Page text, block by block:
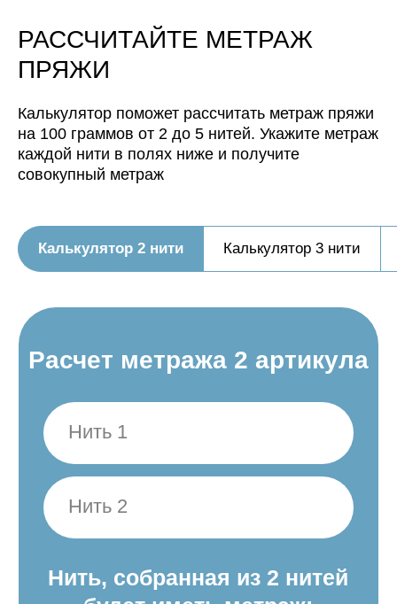
РАССЧИТАЙТЕ МЕТРАЖ
ПРЯЖИ
Калькулятор поможет рассчитать метраж пряжи
на 100 граммов от 2 до 5 нитей. Укажите метраж
каждой нити в полях ниже и получите
совокупный метраж
Калькулятор 2 нити Калькулятор 3 нити
Нить, собранная из 5 нитей
будет иметь метраж: